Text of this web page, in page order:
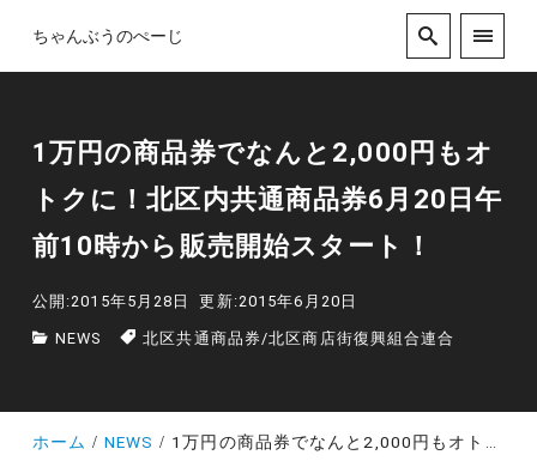
ちゃんぶうのぺーじ
1万円の商品券でなんと2,000円もオ
トクに！北区内共通商品券6月20日午
前10時から販売開始スタート！
公開:2015年5月28日 更新:2015年6月20日
NEWS 北区共通商品券/北区商店街復興組合連合
ホーム NEWS 1万円の商品券でなんと2,000円もオトクに！北区内共通商品券6月20日午前10時から販売開始スタート！